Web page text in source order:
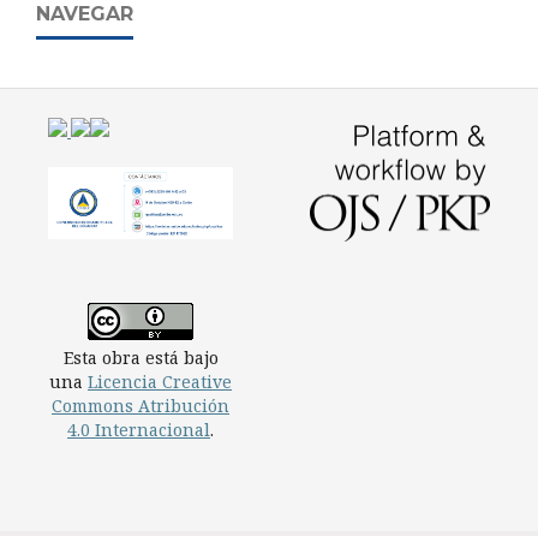
NAVEGAR
Esta obra está bajo
una Licencia Creative
Commons Atribución
4.0 Internacional.